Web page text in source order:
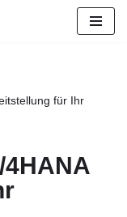
für Ihr